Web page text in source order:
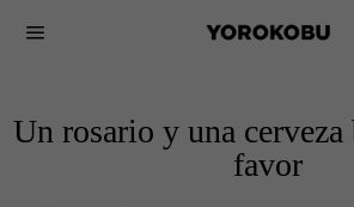
Un rosario y una
favor